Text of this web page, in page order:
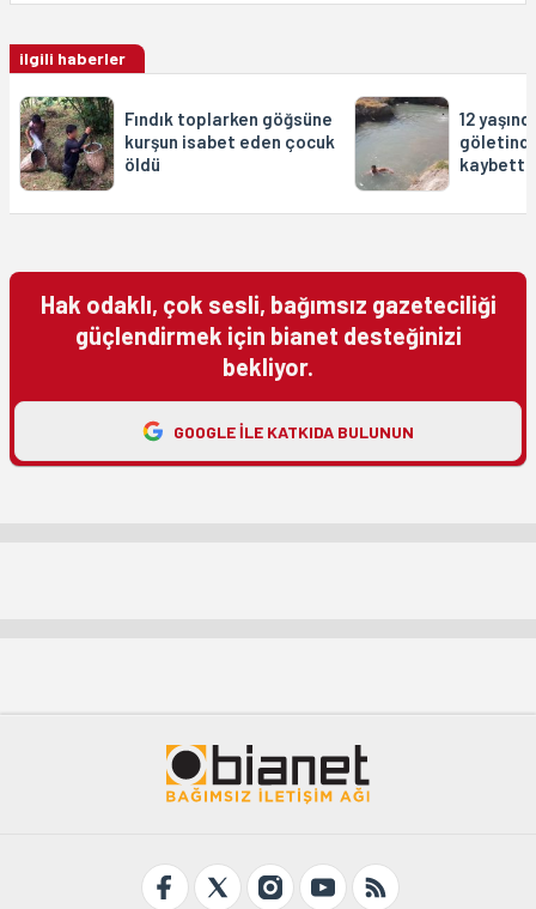
ilgili haberler
Fındık toplarken göğsüne
kurşun isabet eden çocuk
öldü
12
kaybetti
Hak odaklı, çok sesli, bağımsız gazeteciliği
güçlendirmek için bianet desteğinizi
bekliyor.
GOOGLE ILE KATKIDA BULUNUN